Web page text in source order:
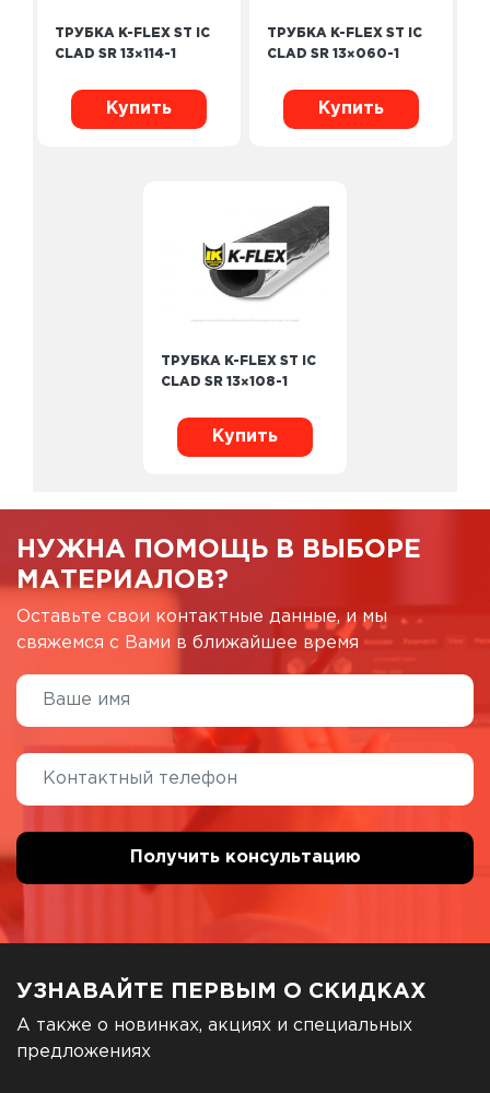
ТРУБКА K-FLEX ST IC
CLAD SR 13×114-1
Купить
ТРУБКА K-FLEX ST IC
CLAD SR 13×060-1
Купить
ТРУБКА K-FLEX ST IC
CLAD SR 13×108-1
Купить
НУЖНА ПОМОЩЬ В ВЫБОРЕ
МАТЕРИАЛОВ?
Оставьте свои контактные данные, и мы
свяжемся с Вами в ближайшее время
УЗНАВАЙТЕ ПЕРВЫМ О СКИДКАХ
А также о новинках, акциях и специальных
предложениях